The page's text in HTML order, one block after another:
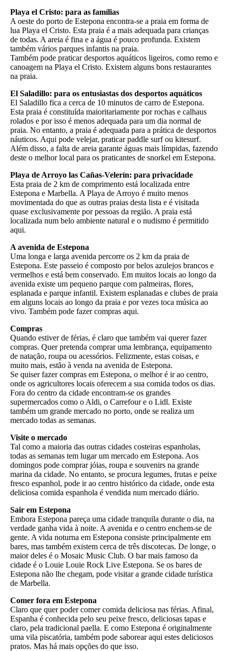
Playa el Cristo: para as famílias
A oeste do porto de Estepona encontra-se a praia em forma de
lua Playa el Cristo. Esta praia é a mais adequada para crianças
de todas. A areia é fina e a água é pouco profunda. Existem
também vários parques infantis na praia.
Também pode praticar desportos aquáticos ligeiros, como remo e
canoagem na Playa el Cristo. Existem alguns bons restaurantes
na praia.
El Saladillo: para os entusiastas dos desportos aquáticos
El Saladillo fica a cerca de 10 minutos de carro de Estepona.
Esta praia é constituída maioritariamente por rochas e calhaus
rolados e por isso é menos adequada para um dia normal de
praia. No entanto, a praia é adequada para a prática de desportos
náuticos. Aqui pode velejar, praticar paddle surf ou kitesurf.
Além disso, a falta de areia garante águas mais límpidas, fazendo
deste o melhor local para os praticantes de snorkel em Estepona.
Playa de Arroyo las Cañas-Velerín: para privacidade
Esta praia de 2 km de comprimento está localizada entre
Estepona e Marbella. A Playa de Arroyo é muito menos
movimentada do que as outras praias desta lista e é visitada
quase exclusivamente por pessoas da região. A praia está
localizada num belo ambiente natural e o nudismo é permitido
aqui.
A avenida de Estepona
Uma longa e larga avenida percorre os 2 km da praia de
Estepona. Este passeio é composto por belos azulejos brancos e
vermelhos e está bem conservado. Em muitos locais ao longo da
avenida existe um pequeno parque com palmeiras, flores,
esplanada e parque infantil. Existem esplanadas e clubes de praia
em alguns locais ao longo da praia e por vezes toca música ao
vivo. Também pode fazer compras aqui.
Compras
Quando estiver de férias, é claro que também vai querer fazer
compras. Quer pretenda comprar uma lembrança, equipamento
de natação, roupa ou acessórios. Felizmente, estas coisas, e
muito mais, estão à venda na avenida de Estepona.
Se quiser fazer compras em Estepona, o melhor é ir ao centro,
onde os agricultores locais oferecem a sua comida todos os dias.
Fora do centro da cidade encontram-se os grandes
supermercados como o Aldi, o Carrefour e o Lidl. Existe
também um grande mercado no porto, onde se realiza um
mercado todas as semanas.
Visite o mercado
Tal como a maioria das outras cidades costeiras espanholas,
todas as semanas tem lugar um mercado em Estepona. Aos
domingos pode comprar jóias, roupa e souvenirs na grande
marina da cidade. No entanto, se procura legumes, frutas e peixe
fresco espanhol, pode ir ao centro histórico da cidade, onde esta
deliciosa comida espanhola é vendida num mercado diário.
Sair em Estepona
Embora Estepona pareça uma cidade tranquila durante o dia, na
verdade ganha vida à noite. A avenida e o centro enchem-se de
gente. A vida noturna em Estepona consiste principalmente em
bares, mas também existem cerca de três discotecas. De longe, o
maior deles é o Mosaic Music Club. O bar mais famoso da
cidade é o Louie Louie Rock Live Estepona. Se os bares de
Estepona não lhe chegam, pode visitar a grande cidade turística
de Marbella.
Comer fora em Estepona
Claro que quer poder comer comida deliciosa nas férias. Afinal,
Espanha é conhecida pelo seu peixe fresco, deliciosas tapas e
claro, pela tradicional paella. E como Estepona é originalmente
uma vila piscatória, também pode saborear aqui estes deliciosos
pratos. Mas há mais opções do que isso.